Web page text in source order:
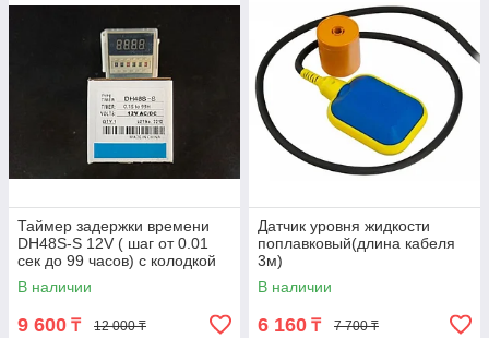
Таймер задержки времени
DH48S-S 12V ( шаг от 0.01
сек до 99 часов) с колодкой
В наличии
9 600 ₸ 12 000 ₸
Датчик уровня жидкости
поплавковый(длина кабеля
3м)
В наличии
6 160 ₸ 7 700 ₸